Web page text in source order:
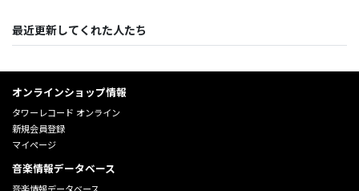
最近更新してくれた人たち
オンラインショップ情報
タワーレコード オンライン
新規会員登録
マイページ
音楽情報データベース